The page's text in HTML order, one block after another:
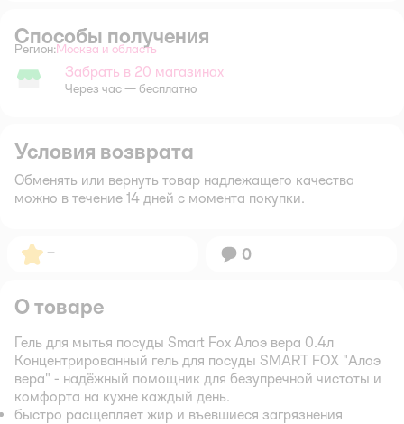
Способы получения
Регион: Выбор адреса доставки.
Москва и область
Забрать в магазине
Забрать в 20 магазинах
Через час — бесплатно
Условия возврата
Обменять или вернуть товар надлежащего качества
можно в течение 14 дней с момента покупки.
Рейтинг:
– Вопросов:
0
О товаре
Гель для мытья посуды Smart Fox Алоэ вера 0.4л
Концентрированный гель для посуды SMART FOX "Алоэ
вера" - надёжный помощник для безупречной чистоты и
комфорта на кухне каждый день.
быстро расщепляет жир и въевшиеся загрязнения